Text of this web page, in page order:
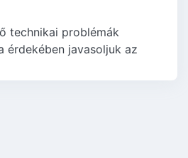
technikai problémák
érdekében javasoljuk az